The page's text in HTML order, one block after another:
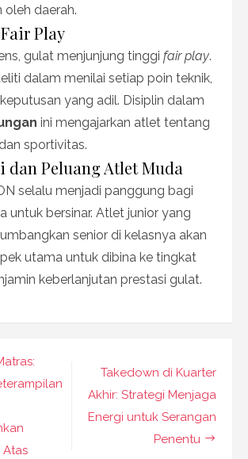
oleh daerah.
Play
gulat menjunjung tinggi fair play.
dalam menilai setiap poin teknik,
yang adil. Disiplin dalam
ini mengajarkan atlet tentang
sportivitas.
dan Peluang Atlet Muda
selalu menjadi panggung bagi
untuk bersinar. Atlet junior yang
senior di kelasnya akan
utama untuk dibina ke tingkat
keberlanjutan prestasi gulat.
Takedown di Kuarter
Akhir: Strategi Menjaga
Energi untuk Serangan
Penentu
Atas